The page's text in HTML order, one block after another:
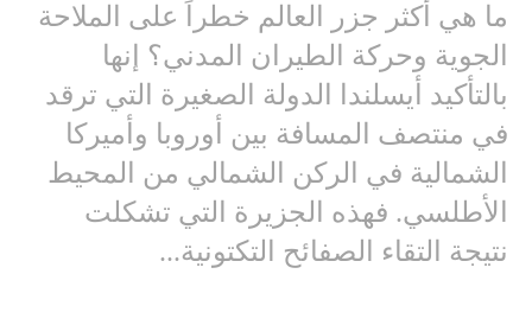
ما هي أكثر جزر العالم خطراً على الملاحة
الجوية وحركة الطيران المدني؟ إنها
بالتأكيد أيسلندا الدولة الصغيرة التي ترقد
في منتصف المسافة بين أوروبا وأميركا
الشمالية في الركن الشمالي من المحيط
الأطلسي. فهذه الجزيرة التي تشكلت
نتيجة التقاء الصفائح التكتونية...